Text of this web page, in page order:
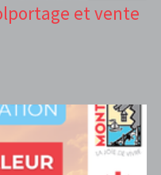
et vente